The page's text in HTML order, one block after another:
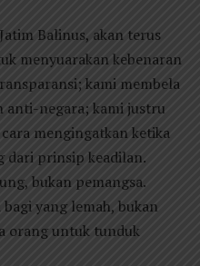
Balinus, akan terus
menyuarakan kebenaran
kami membela
anti-negara; kami justru
mengingatkan ketika
dari prinsip keadilan.
bukan pemangsa.
yang lemah, bukan
orang untuk tunduk